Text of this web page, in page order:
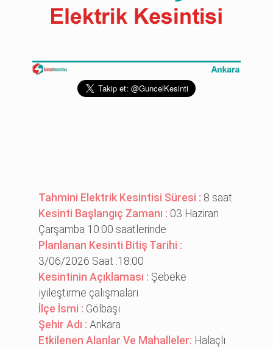
Tahmini Elektrik Kesintisi Süresi : 8 saat
Kesinti Başlangıç Zamanı : 03 Haziran
Çarşamba 10:00 saatlerinde
Planlanan Kesinti Bitiş Tarihi :
3/06/2026 Saat :18:00
Kesintinin Açıklaması : Şebeke
i̇yi̇leşti̇rme çalışmaları
İlçe İsmi : Gölbaşı
Şehir Adı :Ankara
Etkilenen Alanlar Ve Mahalleler: Halaçlı